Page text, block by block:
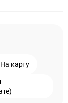
На карту